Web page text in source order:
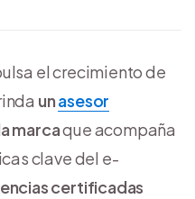
el crecimiento de
unasesor
marcaque acompaña
clave del e-
certificadas